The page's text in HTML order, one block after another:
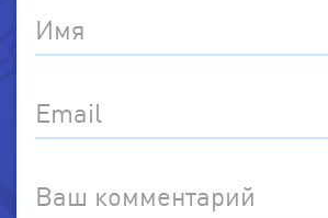
Имя
Email
Ваш комментарий